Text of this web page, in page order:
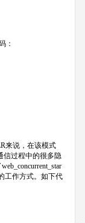
：
来说，在该模式
信过程中的很多隐
工作方式。如下代